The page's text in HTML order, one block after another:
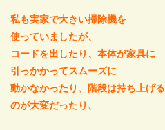
私も実家で大きい掃除機を
使っていましたが、
コードを出したり、本体が家具に
引っかかってスムーズに
動かなかったり、階段は持ち上げる
のが大変だったり、